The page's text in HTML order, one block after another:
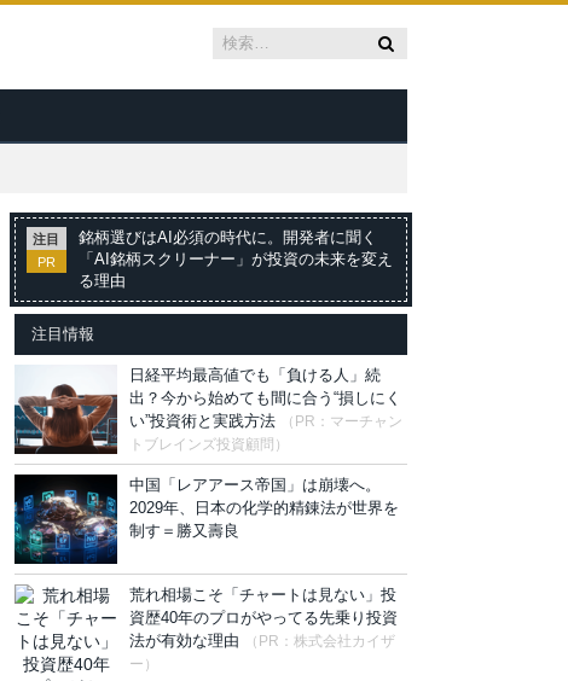
注目
PR
銘柄選びはAI必須の時代に。開発者に聞く
「AI銘柄スクリーナー」が投資の未来を変え
る理由
注目情報
日経平均最高値でも「負ける人」続
出？今から始めても間に合う“損しにく
い”投資術と実践方法
（PR：マーチャン
トブレインズ投資顧問）
中国「レアアース帝国」は崩壊へ。
2029年、日本の化学的精錬法が世界を
制す＝勝又壽良
荒れ相場こそ「チャートは見ない」投
資歴40年のプロがやってる先乗り投資
法が有効な理由
（PR：株式会社カイザ
ー）